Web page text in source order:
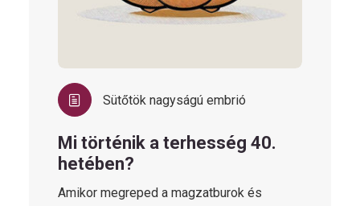
Sütőtök nagyságú embrió
Mi történik a terhesség 40.
hetében?
Amikor megreped a magzatburok és